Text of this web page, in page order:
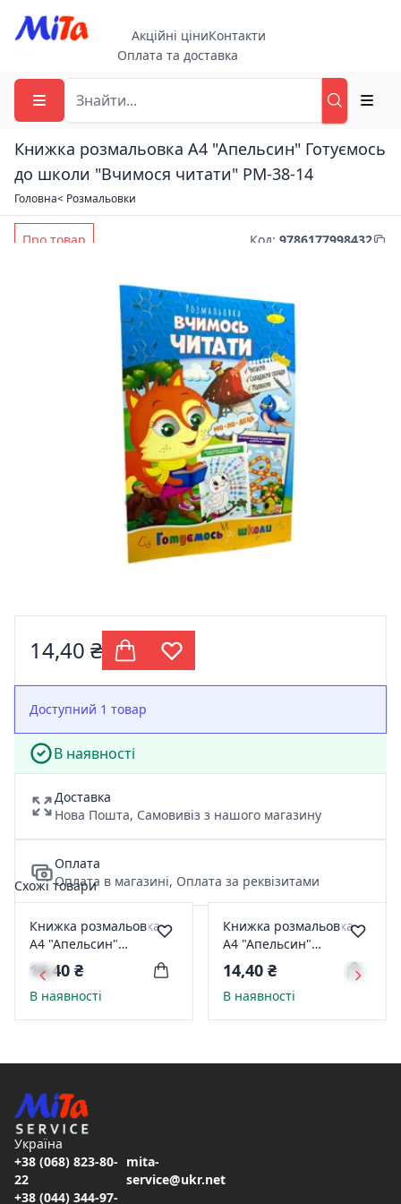
Акційні ціниКонтакти
Оплата та доставка
Книжка розмальовка А4 "Апельсин" Готуємось
до школи "Вчимося читати" РМ-38-14
Головна< Розмальовки
Про товар Код: 9786177998432
14,40 ₴
Доступний 1 товар
В наявності
Доставка
Нова Пошта, Самовивіз з нашого магазину
Оплата
Оплата в магазині, Оплата за реквізитами
Схожі товари
Книжка розмальовка
А4 "Апельсин"
Готуємось до школи
"Вчимось писати"
РМ-38-04
14,40 ₴
В наявності
Книжка розмальовка
А4 "Апельсин"
Готуємось до школи
"Вчимо кольори"
РМ-38-15
14,40 ₴
В наявності
Україна
+38 (068) 823-80-
22
+38 (044) 344-97-
mita-
service@ukr.net